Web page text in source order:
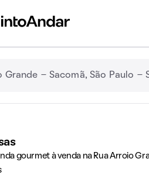
gourmet à venda na Rua Arroio